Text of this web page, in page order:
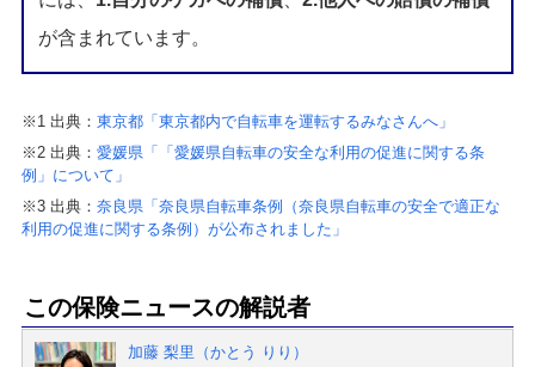
が含まれています。
※1 出典： 東京都「東京都内で自転車を運転するみなさんへ」
※2 出典： 愛媛県「「愛媛県自転車の安全な利用の促進に関する条
例」について」
※3 出典： 奈良県「奈良県自転車条例（奈良県自転車の安全で適正な
利用の促進に関する条例）が公布されました」
この保険ニュースの解説者
加藤 梨里（かとう りり）